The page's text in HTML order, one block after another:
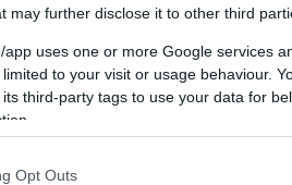
may further disclose it to other third
uses one or more Google services
to your visit or usage behaviour.
third-party tags to use your data for
Opt Outs